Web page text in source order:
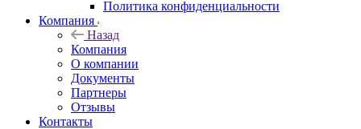
Политика конфиденциальности
Компания
Назад
Компания
О компании
Документы
Партнеры
Отзывы
Контакты